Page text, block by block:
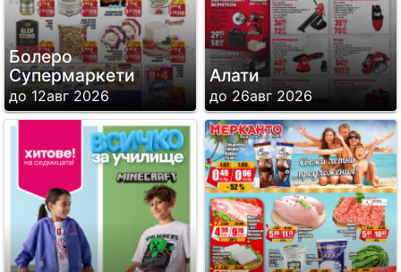
Болеро
Супермаркети
до 12авг 2026
Алати
до 26авг 2026